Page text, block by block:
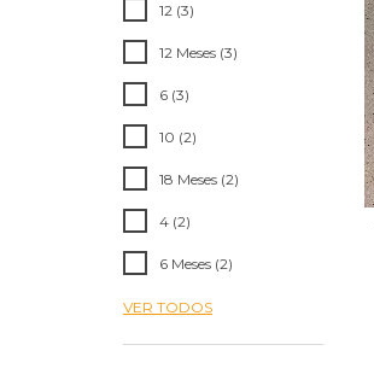
12 (3)
12 Meses (3)
6 (3)
10 (2)
18 Meses (2)
4 (2)
6 Meses (2)
VER TODOS